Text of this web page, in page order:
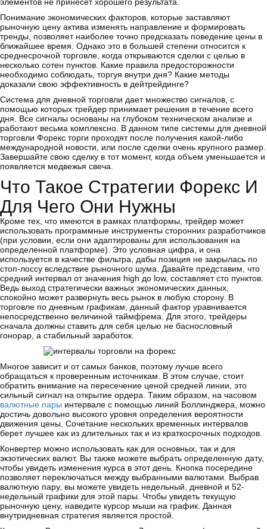
Понимание экономических факторов, которые заставляют
рыночную цену актива изменять направление и формировать
тренды, позволяет наиболее точно предсказать поведение цены в
ближайшее время. Однако это в большей степени относится к
среднесрочной торговле, когда открываются сделки с целью в
несколько сотен пунктов. Какие правила предосторожности
необходимо соблюдать, торгуя внутри дня? Какие методы
доказали свою эффективность в дейтрейдинге?
Система для дневной торговли дает множество сигналов, с
помощью которых трейдер принимает решения в течение всего
дня. Все сигналы основаны на глубоком техническом анализе и
работают весьма комплексно. В данном типе системы для дневной
торговли Форекс торги проходят после получения какой-либо
международной новости, или после сделки очень крупного размер.
Завершайте свою сделку в тот момент, когда объем уменьшается и
появляется медвежья свеча.
Что Такое Стратегии Форекс И
Для Чего Они Нужны
Кроме тех, что имеются в рамках платформы, трейдер может
использовать программные инструменты сторонних разработчиков
(при условии, если они адаптированы для использования на
определенной платформе). Это условная цифра, и она
используется в качестве фильтра, дабы позиция не закрылась по
стоп-лоссу вследствие рыночного шума. Давайте представим, что
средний интервал от значения high до low, составляет сто пунктов.
Ведь выход стратегически важных экономических данных,
спокойно может развернуть весь рынок в любую сторону. В
торговле по дневным графикам, данный фактор уравнивается
непосредственно величиной таймфрема. Для этого, трейдеры
сначала должны ставить для себя целью не баснословный
гонорар, а стабильный заработок.
Многое зависит и от самых банков, поэтому лучше всего
обращаться к проверенным источникам. В этом случае, стоит
обратить внимание на пересечение ценой средней линии, это
сильный сигнал на открытие ордера. Таким образом, на часовом
валютные пары интервале с помощью линий Боллинджера, можно
достичь довольно высокого уровня определения вероятности
движения цены. Сочетание нескольких временных интервалов
берет лучшее как из длительных так и из краткосрочных подходов.
Конвертер можно использовать как для основных, так и для
экзотических валют. Вы также можете выбрать определенную дату,
чтобы увидеть изменения курса в этот день. Кнопка посередине
позволяет переключаться между выбранными валютами. Выбрав
валютную пару, вы можете увидеть недельный, дневной и 52-
недельный графики для этой пары. Чтобы увидеть текущую
рыночную цену, наведите курсор мыши на график. Данная
внутридневная стратегия является простой.